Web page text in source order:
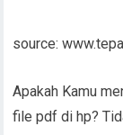
source:
Apakah Kamu
file pdf di hp?